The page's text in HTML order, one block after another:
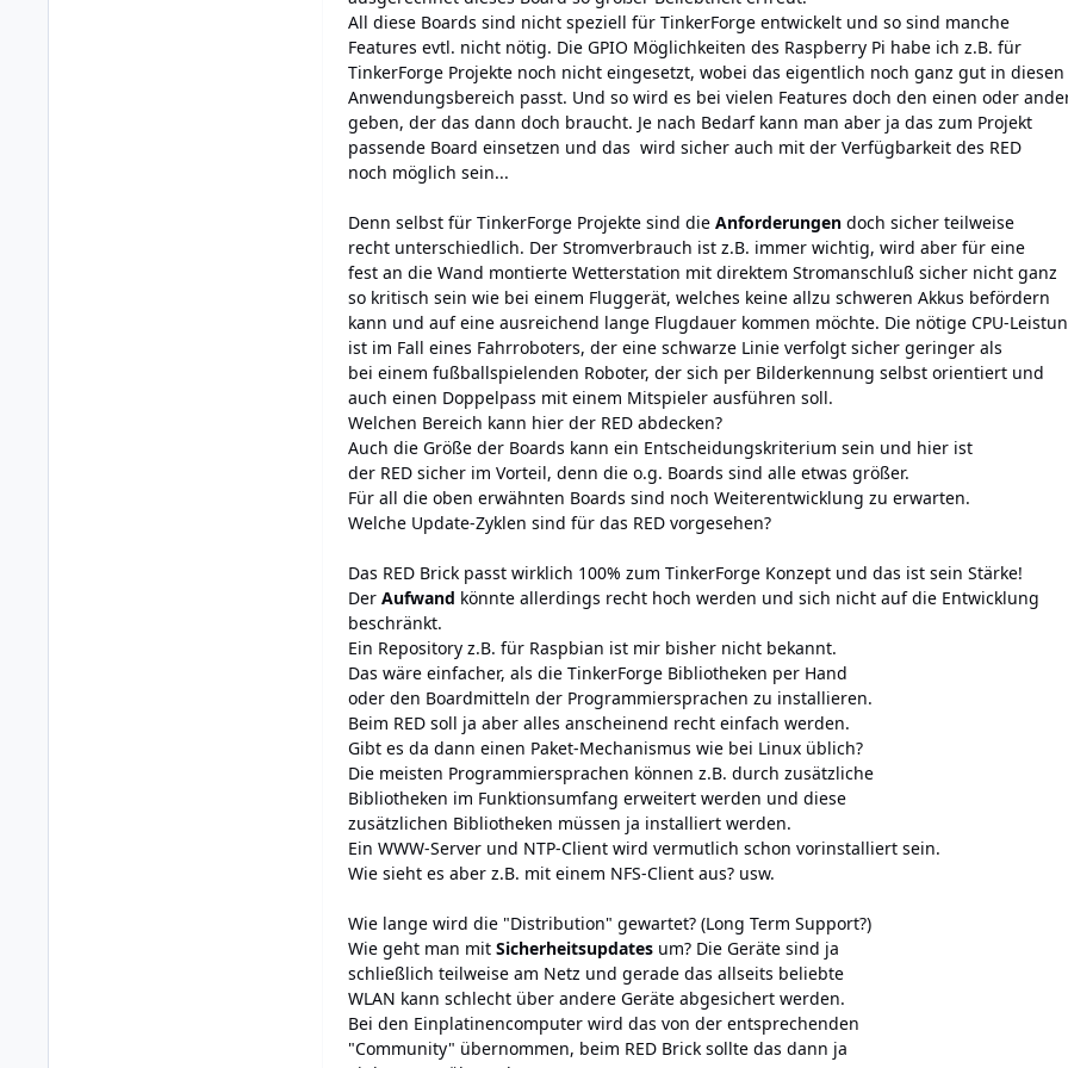
All diese Boards sind nicht speziell für TinkerForge entwickelt und so sind manche
Features evtl. nicht nötig. Die GPIO Möglichkeiten des Raspberry Pi habe ich z.B. für
TinkerForge Projekte noch nicht eingesetzt, wobei das eigentlich noch ganz gut in diesen
Anwendungsbereich passt. Und so wird es bei vielen Features doch den einen oder
geben, der das dann doch braucht. Je nach Bedarf kann man aber ja das zum Projekt
passende Board einsetzen und das wird sicher auch mit der Verfügbarkeit des RED
noch möglich sein...
Denn selbst für TinkerForge Projekte sind die Anforderungen doch sicher teilweise
recht unterschiedlich. Der Stromverbrauch ist z.B. immer wichtig, wird aber für eine
fest an die Wand montierte Wetterstation mit direktem Stromanschluß sicher nicht ganz
so kritisch sein wie bei einem Fluggerät, welches keine allzu schweren Akkus befördern
kann und auf eine ausreichend lange Flugdauer kommen möchte. Die nötige CPU-
ist im Fall eines Fahrroboters, der eine schwarze Linie verfolgt sicher geringer als
bei einem fußballspielenden Roboter, der sich per Bilderkennung selbst orientiert und
auch einen Doppelpass mit einem Mitspieler ausführen soll.
Welchen Bereich kann hier der RED abdecken?
Auch die Größe der Boards kann ein Entscheidungskriterium sein und hier ist
der RED sicher im Vorteil, denn die o.g. Boards sind alle etwas größer.
Für all die oben erwähnten Boards sind noch Weiterentwicklung zu erwarten.
Welche Update-Zyklen sind für das RED vorgesehen?
Das RED Brick passt wirklich 100% zum TinkerForge Konzept und das ist sein Stärke!
Der Aufwand könnte allerdings recht hoch werden und sich nicht auf die Entwicklung
beschränkt.
Ein Repository z.B. für Raspbian ist mir bisher nicht bekannt.
Das wäre einfacher, als die TinkerForge Bibliotheken per Hand
oder den Boardmitteln der Programmiersprachen zu installieren.
Beim RED soll ja aber alles anscheinend recht einfach werden.
Gibt es da dann einen Paket-Mechanismus wie bei Linux üblich?
Die meisten Programmiersprachen können z.B. durch zusätzliche
Bibliotheken im Funktionsumfang erweitert werden und diese
zusätzlichen Bibliotheken müssen ja installiert werden.
Ein WWW-Server und NTP-Client wird vermutlich schon vorinstalliert sein.
Wie sieht es aber z.B. mit einem NFS-Client aus? usw.
Wie lange wird die "Distribution" gewartet? (Long Term Support?)
Wie geht man mit Sicherheitsupdates um? Die Geräte sind ja
schließlich teilweise am Netz und gerade das allseits beliebte
WLAN kann schlecht über andere Geräte abgesichert werden.
Bei den Einplatinencomputer wird das von der entsprechenden
"Community" übernommen, beim RED Brick sollte das dann ja